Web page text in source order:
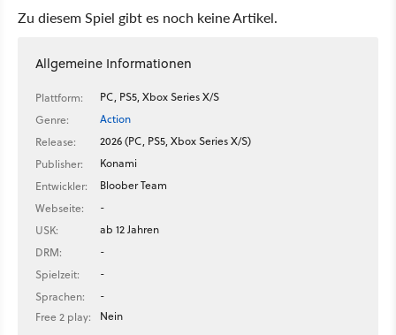
Zu diesem Spiel gibt es noch keine Artikel.
Allgemeine Informationen
Plattform:
PC, PS5, Xbox Series X/S
Genre:
Action
Release:
2026 (PC, PS5, Xbox Series X/S)
Publisher:
Konami
Entwickler:
Bloober Team
Webseite:
-
USK:
ab 12 Jahren
DRM:
-
Spielzeit:
-
Sprachen:
-
Free 2 play:
Nein